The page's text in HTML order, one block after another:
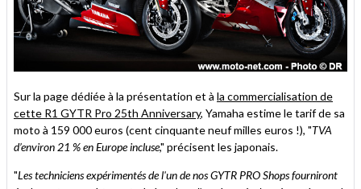
Sur la page dédiée à la présentation et à la commercialisation de
cette R1 GYTR Pro 25th Anniversary, Yamaha estime le tarif de sa
moto à 159 000 euros (cent cinquante neuf milles euros !), "TVA
d’environ 21 % en Europe incluse," précisent les japonais.
"Les techniciens expérimentés de l'un de nos GYTR PRO Shops fourniront